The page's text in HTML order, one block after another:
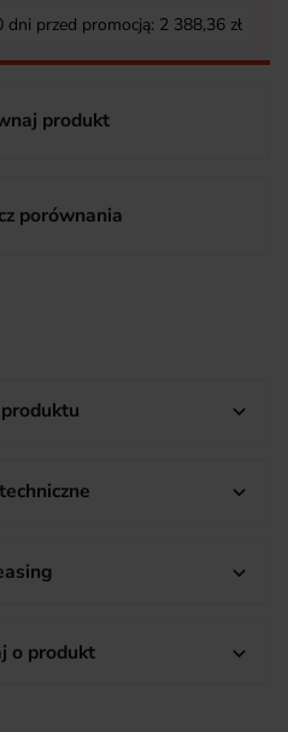
dni przed promocją: 2 388,36 zł
produkt
porównania



o produkt 